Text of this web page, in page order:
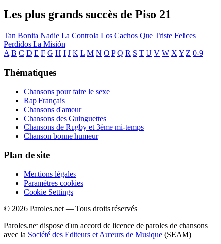
Les plus grands succès de Piso 21
Tan Bonita Nadie La Controla Los Cachos Que Triste Felices
Perdidos La Misión
A B C D E F G H I J K L M N O P Q R S T U V W X Y Z 0-9
Thématiques
Chansons pour faire le sexe
Rap Français
Chansons d'amour
Chansons des Guinguettes
Chansons de Rugby et 3ème mi-temps
Chanson bonne humeur
Plan de site
Mentions légales
Paramètres cookies
Cookie Settings
© 2026 Paroles.net — Tous droits réservés
Paroles.net dispose d'un accord de licence de paroles de chansons
avec la Société des Editeurs et Auteurs de Musique (SEAM)